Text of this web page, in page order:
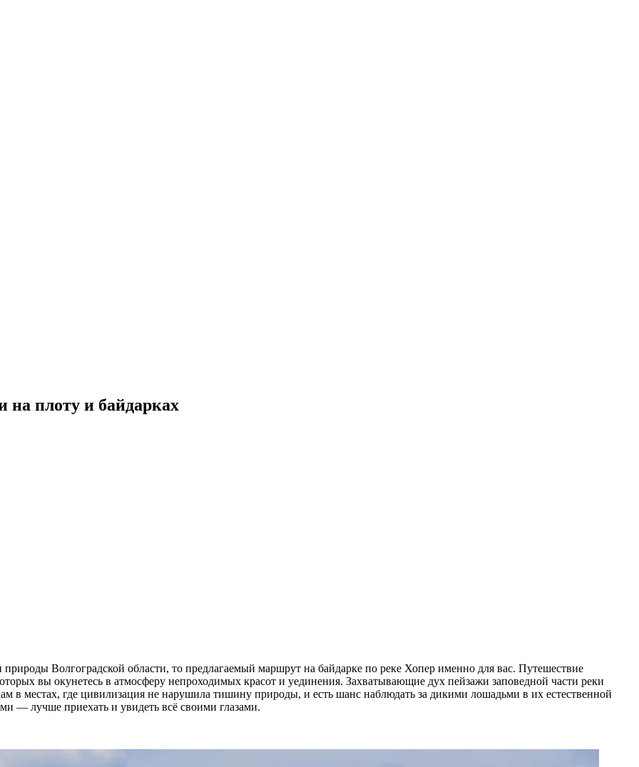
на плоту и байдарках
Волгоградской области, то предлагаемый маршрут на байдарке по реке Хопер именно для вас. Путешествие
вы окунетесь в атмосферу непроходимых красот и уединения. Захватывающие дух пейзажи заповедной части реки
в местах, где цивилизация не нарушила тишину природы, и есть шанс наблюдать за дикими лошадьми в их естественной
— лучше приехать и увидеть всё своими глазами.